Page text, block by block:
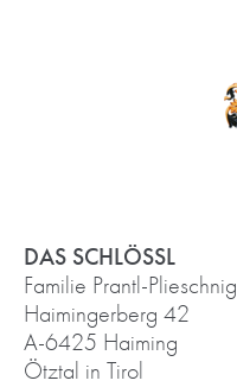
DAS SCHLÖSSL
Familie Prantl-Plieschnig
Haimingerberg 42
A-6425 Haiming
Ötztal in Tirol